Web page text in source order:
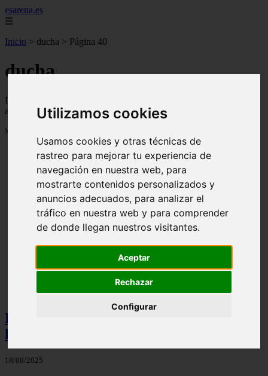
Utilizamos cookies
Usamos cookies y otras técnicas de
rastreo para mejorar tu experiencia de
navegación en nuestra web, para
mostrarte contenidos personalizados y
anuncios adecuados, para analizar el
tráfico en nuestra web y para comprender
de donde llegan nuestros visitantes.
Aceptar
Rechazar
Configurar
esarena.es
☰
Inicio > ducha > Página 40
ducha
Descubre todas las noticias de la categoría ducha. Artículos
actualizados y contenido de calidad en esarena.es.
Mostrando 937 - 960 de 2121 artículos
21 árboles perfectos para cultivar en macetas y
contenedores de exterior
Descubre el significado detrás de la
hermosa gardenia en tu jardín
18/08/2025